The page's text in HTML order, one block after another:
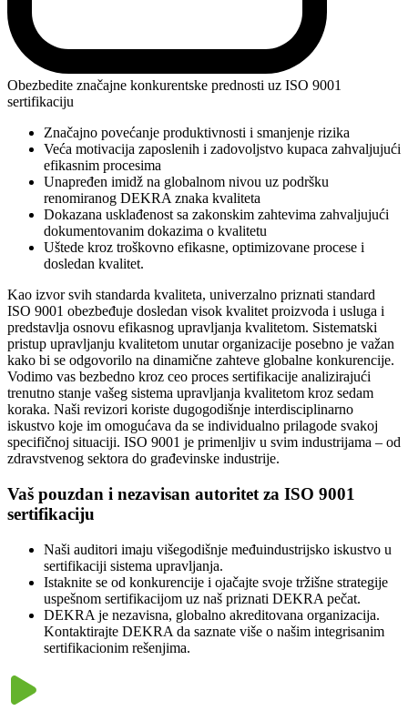
Obezbedite značajne konkurentske prednosti uz ISO 9001
sertifikaciju
Značajno povećanje produktivnosti i smanjenje rizika
Veća motivacija zaposlenih i zadovoljstvo kupaca zahvaljujući
efikasnim procesima
Unapređen imidž na globalnom nivou uz podršku
renomiranog DEKRA znaka kvaliteta
Dokazana usklađenost sa zakonskim zahtevima zahvaljujući
dokumentovanim dokazima o kvalitetu
Uštede kroz troškovno efikasne, optimizovane procese i
dosledan kvalitet.
Kao izvor svih standarda kvaliteta, univerzalno priznati standard
ISO 9001 obezbeđuje dosledan visok kvalitet proizvoda i usluga i
predstavlja osnovu efikasnog upravljanja kvalitetom. Sistematski
pristup upravljanju kvalitetom unutar organizacije posebno je važan
kako bi se odgovorilo na dinamične zahteve globalne konkurencije.
Vodimo vas bezbedno kroz ceo proces sertifikacije analizirajući
trenutno stanje vašeg sistema upravljanja kvalitetom kroz sedam
koraka. Naši revizori koriste dugogodišnje interdisciplinarno
iskustvo koje im omogućava da se individualno prilagode svakoj
specifičnoj situaciji. ISO 9001 je primenljiv u svim industrijama – od
zdravstvenog sektora do građevinske industrije.
Vaš pouzdan i nezavisan autoritet za ISO 9001
sertifikaciju
Naši auditori imaju višegodišnje međuindustrijsko iskustvo u
sertifikaciji sistema upravljanja.
Istaknite se od konkurencije i ojačajte svoje tržišne strategije
uspešnom sertifikacijom uz naš priznati DEKRA pečat.
DEKRA je nezavisna, globalno akreditovana organizacija.
Kontaktirajte DEKRA da saznate više o našim integrisanim
sertifikacionim rešenjima.